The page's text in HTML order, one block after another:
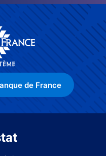
de France